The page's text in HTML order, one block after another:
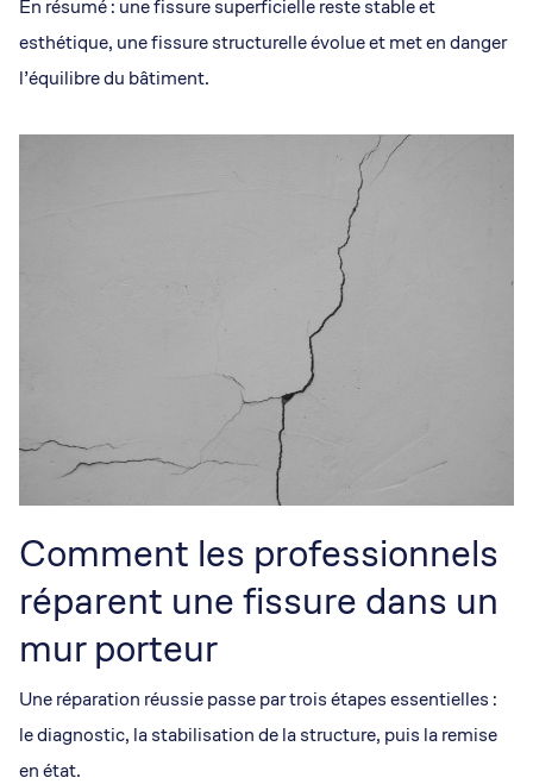
En résumé : une fissure superficielle reste stable et
esthétique, une fissure structurelle évolue et met en danger
l’équilibre du bâtiment.
Comment les professionnels
réparent une fissure dans un
mur porteur
Une réparation réussie passe par trois étapes essentielles :
le diagnostic, la stabilisation de la structure, puis la remise
en état.